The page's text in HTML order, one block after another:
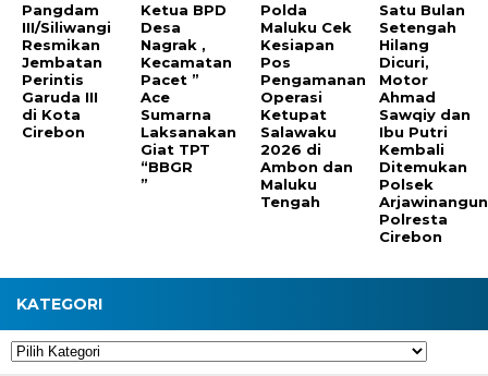
Pangdam
III/Siliwangi
Resmikan
Jembatan
Perintis
Garuda III
di Kota
Cirebon
Ketua BPD
Desa
Nagrak ,
Kecamatan
Pacet ”
Ace
Sumarna
Laksanakan
Giat TPT
“BBGR
”
Polda
Maluku Cek
Kesiapan
Pos
Pengamanan
Operasi
Ketupat
Salawaku
2026 di
Ambon dan
Maluku
Tengah
Satu Bulan
Setengah
Hilang
Dicuri,
Motor
Ahmad
Sawqiy dan
Ibu Putri
Kembali
Ditemukan
Polsek
Arjawinangun
Polresta
Cirebon
KATEGORI
Kategori